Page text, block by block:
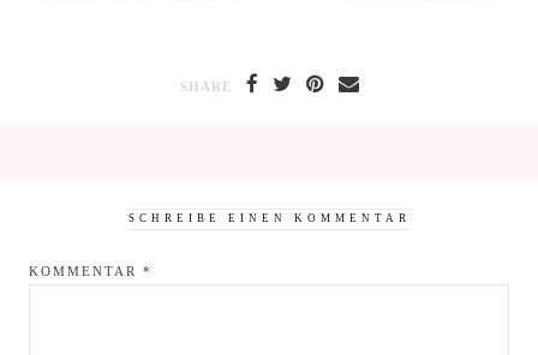
SHARE
SCHREIBE EINEN KOMMENTAR
KOMMENTAR *